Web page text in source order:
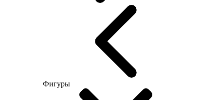
Фигуры